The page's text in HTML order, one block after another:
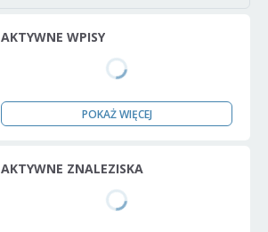
AKTYWNE WPISY
POKAŻ WIĘCEJ
AKTYWNE ZNALEZISKA